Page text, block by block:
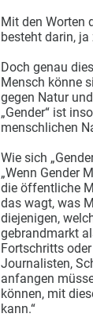
Mit den Worten
besteht darin, ja
Doch genau
Mensch könne
gegen Natur
„Gender“ ist
menschlichen
Wie sich
„Wenn Gender
die öffentliche
das wagt, was
diejenigen,
gebrandmarkt
Fortschritts
Journalisten,
anfangen
können, mit
kann.“